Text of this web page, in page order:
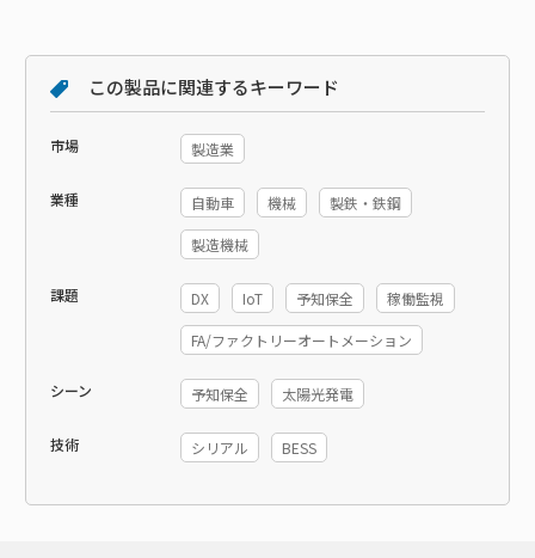
この製品に関連するキーワード
市場 製造業
業種 自動車 機械 製鉄・鉄鋼
製造機械
課題 DX IoT 予知保全 稼働監視
FA/ファクトリーオートメーション
シーン 予知保全 太陽光発電
技術 シリアル BESS